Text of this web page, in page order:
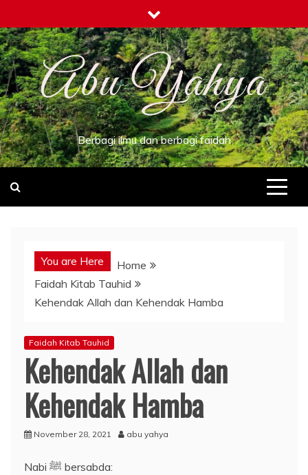
to
content
Berbagi ilmu dan berbagi faidah
You are Here
Home
Faidah Kitab Tauhid
Kehendak Allah dan Kehendak Hamba
Faidah Kitab Tauhid
Kehendak Allah dan
Kehendak Hamba
November 28, 2021 abu yahya
Nabi ﷺ bersabda: